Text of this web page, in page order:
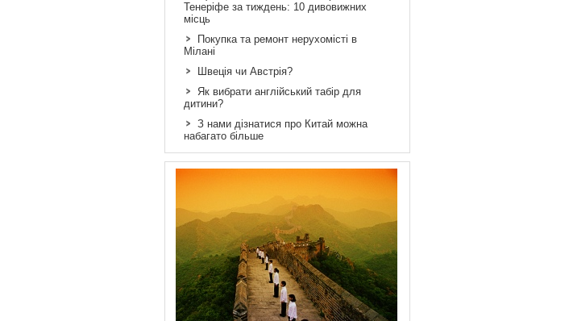
Тенеріфе за тиждень: 10 дивовижних
місць
Покупка та ремонт нерухомісті в
Мілані
Швеція чи Австрія?
Як вибрати англійський табір для
дитини?
З нами дізнатися про Китай можна
набагато більше